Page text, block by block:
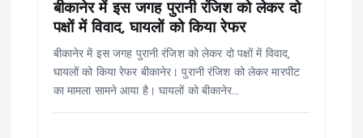
बीकानेर में इस जगह पुरानी रंजिश को लेकर दो
पक्षों में विवाद, घायलों को किया रेफर
बीकानेर में इस जगह पुरानी रंजिश को लेकर दो पक्षों में विवाद,
घायलों को किया रेफर बीकानेर। पुरानी रंजिश को लेकर मारपीट
का मामला सामने आया है। घायलों को बीकानेर…